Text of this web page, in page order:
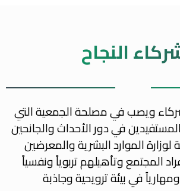
النجاح
ويصب في مصلحة الجمعية التي
في دور الأحداث والجانحين
لوزارة الموارد البشرية والمعرضين
المجتمع وتأهيلهم تربوياً ونفسياً
في بيئة ترويحية وجاذبة